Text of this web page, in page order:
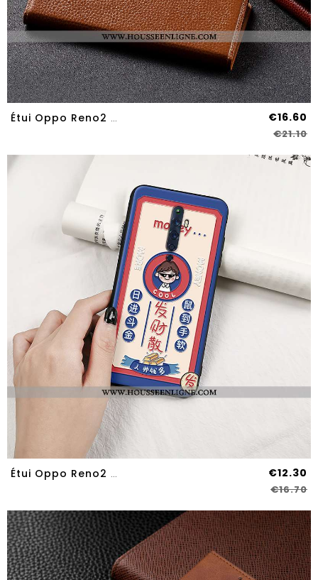
Étui Oppo Reno2 Z Cuir Véritable Protection Téléphone Portable Litchi Incassable Marron €16.60
€21.10
Étui Oppo Reno2 Z Gaufrage Charmant Bleu Marin Silicone Incassable Protection Bleu Foncé €12.30
€16.70